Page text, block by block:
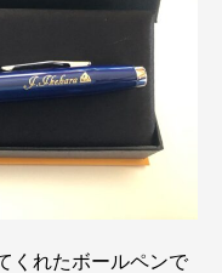
くれたボールペンで